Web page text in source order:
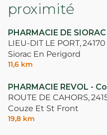
proximité
PHARMACIE DE
LIEU-DIT LE PORT,24170
Siorac En Perigord
11,6 km
PHARMACIE REVOL -
ROUTE DE CAHORS,
Couze Et St Front
19,8 km